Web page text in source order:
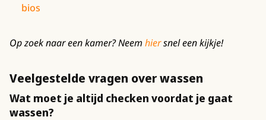
bios
Op zoek naar een kamer? Neem hiersnel een kijkje!
Veelgestelde vragen over wassen
Wat moet je altijd checken voordat je gaat
wassen?